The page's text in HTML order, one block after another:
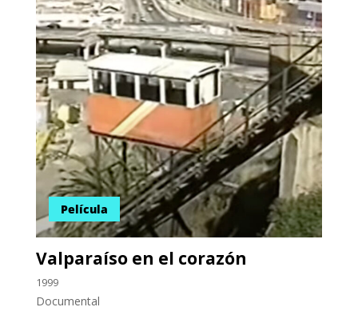
Película
Valparaíso en el corazón
1999
Documental